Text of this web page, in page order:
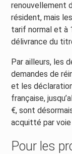
renouvellement
résident, mais
tarif normal et à
délivrance du
Par ailleurs, les
demandes de
et les
française,
€, sont
acquitté par
Pour les